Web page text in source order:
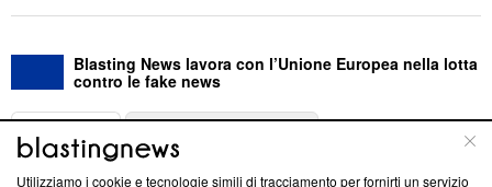
Blasting News lavora con l’Unione Europea nella lotta
contro le fake news
ABOUT
Utilizziamo i cookie e tecnologie simili di tracciamento per fornirti un servizio